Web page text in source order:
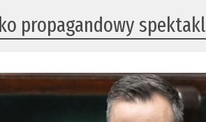
propagandowy spektakl